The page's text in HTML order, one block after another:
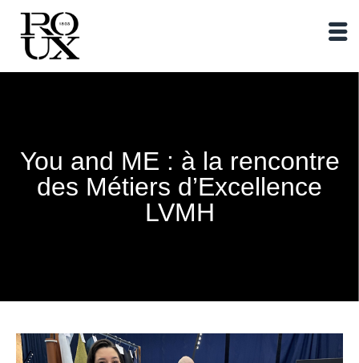
You and ME : à la rencontre
des Métiers d’Excellence
LVMH